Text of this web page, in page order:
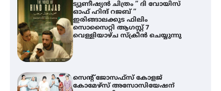
ട്യുണീഷ്യൻ ചിത്രം ” ദി വോയിസ്
ഓഫ് ഹിന്ദ് റജബ് ”
ഇരിങ്ങാലക്കുട ഫിലിം
സൊസൈറ്റി ആഗസ്റ്റ് 7
വെള്ളിയാഴ്ച സ്‌ക്രീൻ ചെയ്യുന്നു
സെന്റ് ജോസഫ്സ് കോളജ്
കോമേഴ്‌സ് അസോസിയേഷന്